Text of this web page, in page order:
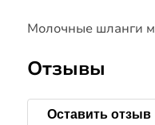
Молочные шланги
Отзывы
Оставить отзыв